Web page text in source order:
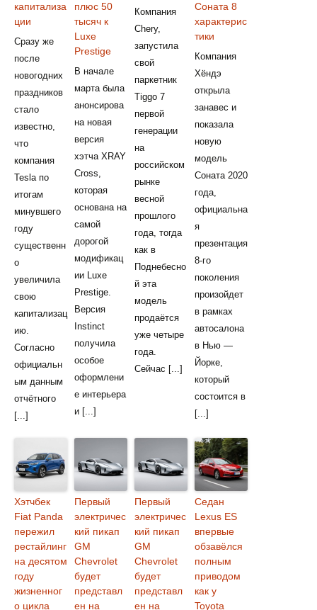
капитализа
ции
Сразу же
после
новогодних
праздников
стало
известно,
что
компания
Tesla по
итогам
минувшего
году
существенн
о
увеличила
свою
капитализац
ию.
Согласно
официальн
ым данным
отчётного
[...]
плюс 50
тысяч к
Luxe
Prestige
В начале
марта была
анонсирова
на новая
версия
хэтча XRAY
Cross,
которая
основана на
самой
дорогой
модификац
ии Luxe
Prestige.
Версия
Instinct
получила
особое
оформлени
е интерьера
и [...]
Компания
Chery,
запустила
свой
паркетник
Tiggo 7
первой
генерации
на
российском
рынке
весной
прошлого
года, тогда
как в
Поднебесно
й эта
модель
продаётся
уже четыре
года.
Сейчас [...]
Соната 8
характерис
тики
Компания
Хёндэ
открыла
занавес и
показала
новую
модель
Соната 2020
года,
официальна
я
презентация
8-го
поколения
произойдет
в рамках
автосалона
в Нью —
Йорке,
который
состоится в
[...]
Хэтчбек
Fiat Panda
пережил
рестайлинг
на десятом
году
жизненног
о цикла
Первый
электричес
кий пикап
GM
Chevrolet
будет
представл
ен на
Первый
электричес
кий пикап
GM
Chevrolet
будет
представл
ен на
Седан
Lexus ES
впервые
обзавёлся
полным
приводом
как у
Toyota